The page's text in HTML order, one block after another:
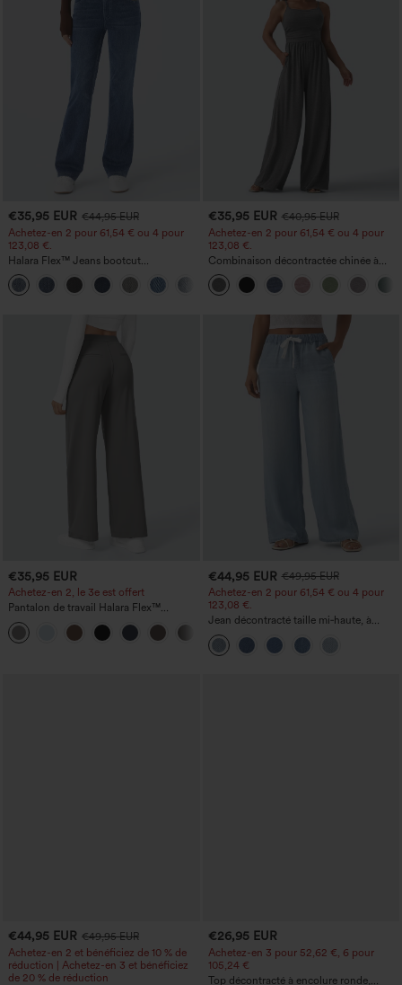
€35,95 EUR €44,95 EUR
Achetez-en 2 pour 61,54 € ou 4 pour
123,08 €.
Halara Flex™ Jeans bootcut
décontractés taille haute, effet délavé,
avec poches
+5
€35,95 EUR €40,95 EUR
Achetez-en 2 pour 61,54 € ou 4 pour
123,08 €.
Combinaison décontractée chinée à
bretelles réglables, fronces et jambes
larges, avec poches — facile comme
tout
€35,95 EUR
Achetez-en 2, le 3e est offert
Pantalon de travail Halara Flex™
DayStretch à taille haute, avec poches et
coupe droite
€44,95 EUR €49,95 EUR
Achetez-en 2 pour 61,54 € ou 4 pour
123,08 €.
Jean décontracté taille mi‑haute, à
cordon de serrage, avec poches
€44,95 EUR €49,95 EUR
Achetez-en 2 et bénéficiez de 10 % de
réduction | Achetez-en 3 et bénéficiez
de 20 % de réduction
€26,95 EUR
Achetez-en 3 pour 52,62 €, 6 pour
105,24 €
Top décontracté à encolure ronde,